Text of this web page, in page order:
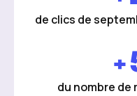
de clics de
du nombre